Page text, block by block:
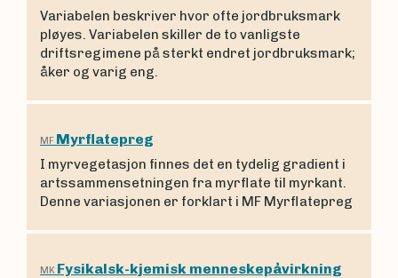
Variabelen beskriver hvor ofte jordbruksmark
pløyes. Variabelen skiller de to vanligste
driftsregimene på sterkt endret jordbruksmark;
åker og varig eng.
MF Myrflatepreg
I myrvegetasjon finnes det en tydelig gradient i
artssammensetningen fra myrflate til myrkant.
Denne variasjonen er forklart i MF Myrflatepreg
MK Fysikalsk-kjemisk menneskepåvirkning